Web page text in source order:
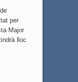
per
Major
lloc